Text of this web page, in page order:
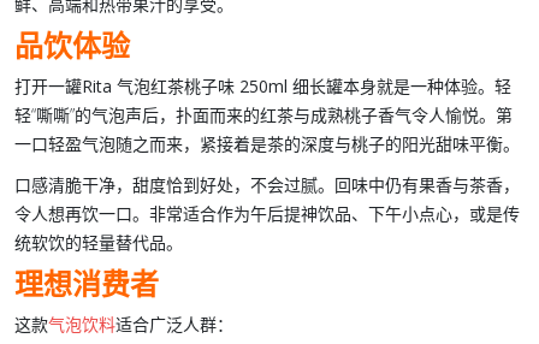
鲜、高端和热带果汁的享受。
品饮体验
打开一罐Rita 气泡红茶桃子味 250ml 细长罐本身就是一种体验。轻
轻“嘶嘶”的气泡声后，扑面而来的红茶与成熟桃子香气令人愉悦。第
一口轻盈气泡随之而来，紧接着是茶的深度与桃子的阳光甜味平衡。
口感清脆干净，甜度恰到好处，不会过腻。回味中仍有果香与茶香，
令人想再饮一口。非常适合作为午后提神饮品、下午小点心，或是传
统软饮的轻量替代品。
理想消费者
这款气泡饮料适合广泛人群：